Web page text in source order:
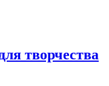
творчества